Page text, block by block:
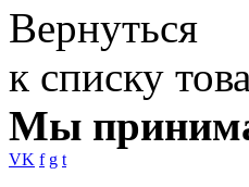
Вернуться
к списку
Мы
VK f g t